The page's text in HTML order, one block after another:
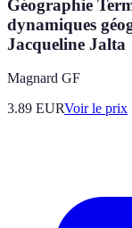
Géographie
dynamiques
Jacqueline Jalta
Magnard GF
3.89 EURVoir le prix